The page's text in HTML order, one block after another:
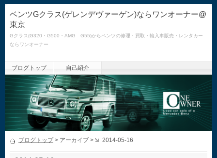
ベンツGクラス(ゲレンデヴァーゲン)ならワンオーナー@
東京
Gクラス(G320・G500・AMG G55)からベンツの修理・買取・輸入車販売・レンタカー
ならワンオーナー
ブログトップ 自己紹介
ブログトップ> アーカイブ > 2014-05-16